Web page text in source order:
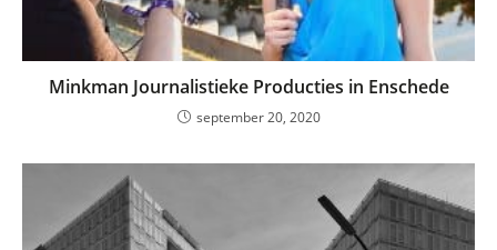
Minkman Journalistieke Producties in Enschede
september 20, 2020